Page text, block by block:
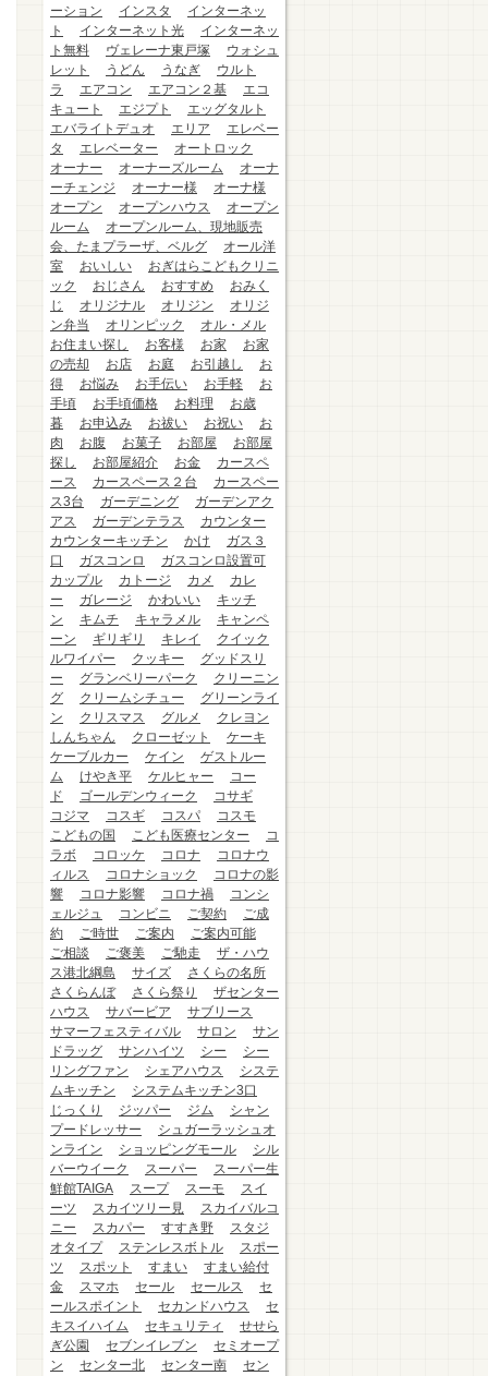
ーション
インスタ
インターネッ
ト
インターネット光
インターネッ
ト無料
ヴェレーナ東戸塚
ウォシュ
レット
うどん うなぎ
ウルト
ラ
エアコン エアコン２基
エコ
キュート
エジプト
エッグタルト
エバライトデュオ
エリア
エレベー
タ
エレベーター
オートロック
オーナー
オーナーズルーム
オーナ
ーチェンジ
オーナー様
オーナ様
オープン
オープンハウス
オープン
ルーム
オープンルーム、現地販売
会、たまプラーザ、ベルグ
オール洋
室
おいしい
おぎはらこどもクリニ
ック
おじさん おすすめ
おみく
じ
オリジナル オリジン
オリジ
ン弁当
オリンピック
オル・メル
お住まい探し
お客様 お家
お家
の売却
お店 お庭 お引越し
お
得
お悩み お手伝い お手軽
お
手頃
お手頃価格 お料理
お歳
暮
お申込み お祓い お祝い
お
肉
お腹 お菓子 お部屋
お部屋
探し
お部屋紹介 お金
カースペ
ース
カースペース２台
カースペー
ス3台
ガーデニング
ガーデンアク
アス
ガーデンテラス
カウンター
カウンターキッチン
かけ
ガス３
口
ガスコンロ
ガスコンロ設置可
カップル
カトージ カメ
カレ
ー
ガレージ かわいい
キッチ
ン
キムチ キャラメル
キャンペ
ーン
ギリギリ キレイ
クイック
ルワイパー
クッキー
グッドスリ
ー
グランベリーパーク
クリーニン
グ
クリームシチュー
グリーンライ
ン
クリスマス グルメ
クレヨン
しんちゃん
クローゼット
ケーキ
ケーブルカー
ケイン
ゲストルー
ム
けやき平 ケルヒャー
コー
ド
ゴールデンウィーク
コサギ
コジマ
コスギ コスパ
コスモ
こどもの国
こども医療センター
コ
ラボ
コロッケ コロナ
コロナウ
ィルス
コロナショック
コロナの影
響
コロナ影響 コロナ禍
コンシ
ェルジュ
コンビニ ご契約
ご成
約
ご時世 ご案内
ご案内可能
ご相談
ご褒美 ご馳走
ザ・ハウ
ス港北綱島
サイズ
さくらの名所
さくらんぼ
さくら祭り
ザセンター
ハウス
サバービア
サブリース
サマーフェスティバル
サロン
サン
ドラッグ
サンハイツ シー
シー
リングファン
シェアハウス
システ
ムキッチン
システムキッチン3口
じっくり
ジッパー ジム
シャン
プードレッサー
シュガーラッシュオ
ンライン
ショッピングモール
シル
バーウイーク
スーパー
スーパー生
鮮館TAIGA
スープ スーモ
スイ
ーツ
スカイツリー見
スカイバルコ
ニー
スカパー すすき野
スタジ
オタイプ
ステンレスボトル
スポー
ツ
スポット すまい
すまい給付
金
スマホ セール セールス
セ
ールスポイント
セカンドハウス
セ
キスイハイム
セキュリティ
せせら
ぎ公園
セブンイレブン
セミオープ
ン
センター北 センター南
セン